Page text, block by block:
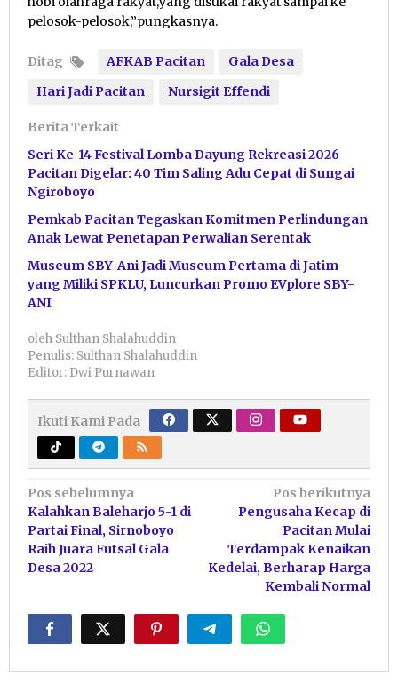
pelosok-pelosok,”pungkasnya.
Ditag AFKAB Pacitan
Gala Desa
Hari Jadi Pacitan
Nursigit Effendi
Berita Terkait
Seri Ke-14 Festival Lomba Dayung Rekreasi 2026
Pacitan Digelar: 40 Tim Saling Adu Cepat di Sungai
Ngiroboyo
Pemkab Pacitan Tegaskan Komitmen Perlindungan
Anak Lewat Penetapan Perwalian Serentak
Museum SBY-Ani Jadi Museum Pertama di Jatim
yang Miliki SPKLU, Luncurkan Promo EVplore SBY-
ANI
oleh Sulthan Shalahuddin
Penulis: Sulthan Shalahuddin
Editor: Dwi Purnawan
Ikuti Kami Pada
Navigasi
pos
Pos sebelumnya
Kalahkan Baleharjo 5-1 di
Partai Final, Sirnoboyo
Raih Juara Futsal Gala
Desa 2022
Pos berikutnya
Pengusaha Kecap di
Pacitan Mulai
Terdampak Kenaikan
Kedelai, Berharap Harga
Kembali Normal